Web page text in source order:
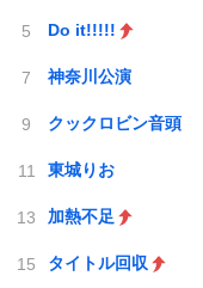
Do it!!!!!
神奈川公演
クックロビン音頭
東城りお
加熱不足
タイトル回収